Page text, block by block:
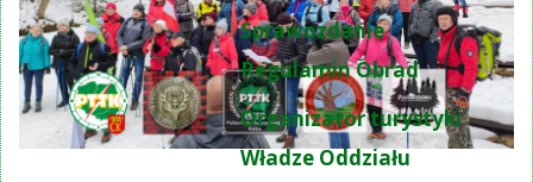
Sprawozdanie
Regulamin Obrad
Organizator turystyki
Władze Oddziału